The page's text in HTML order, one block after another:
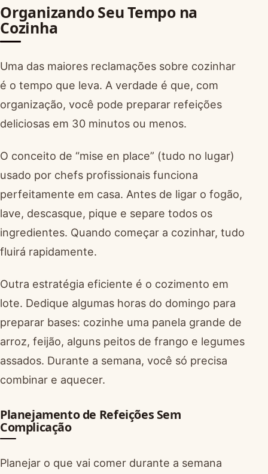
Organizando Seu Tempo na
Cozinha
Uma das maiores reclamações sobre cozinhar
é o tempo que leva. A verdade é que, com
organização, você pode preparar refeições
deliciosas em 30 minutos ou menos.
O conceito de “mise en place” (tudo no lugar)
usado por chefs profissionais funciona
perfeitamente em casa. Antes de ligar o fogão,
lave, descasque, pique e separe todos os
ingredientes. Quando começar a cozinhar, tudo
fluirá rapidamente.
Outra estratégia eficiente é o cozimento em
lote. Dedique algumas horas do domingo para
preparar bases: cozinhe uma panela grande de
arroz, feijão, alguns peitos de frango e legumes
assados. Durante a semana, você só precisa
combinar e aquecer.
Planejamento de Refeições Sem
Complicação
Planejar o que vai comer durante a semana